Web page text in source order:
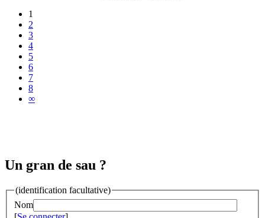
1
2
3
4
5
6
7
8
∞
Un gran de sau ?
(identification facultative)
Nom